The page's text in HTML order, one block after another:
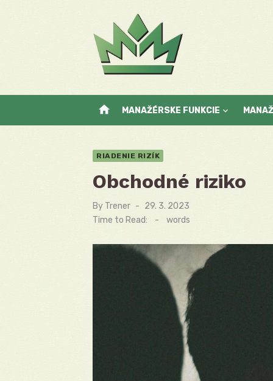
home MANAŽÉRSKE FUNKCIE
RIADENIE RIZÍK
Obchodné riziko
By Trener
Posted
on
29. 3. 2023
Time to Read:
- words